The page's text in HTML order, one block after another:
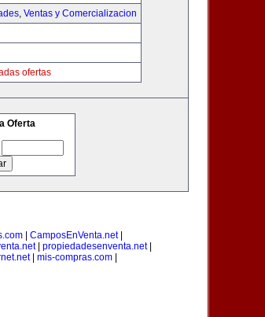
, Ventas y Comercializacion
ofertas
Oferta
CamposEnVenta.net
propiedadesenventa.net|
| mis-compras.com|